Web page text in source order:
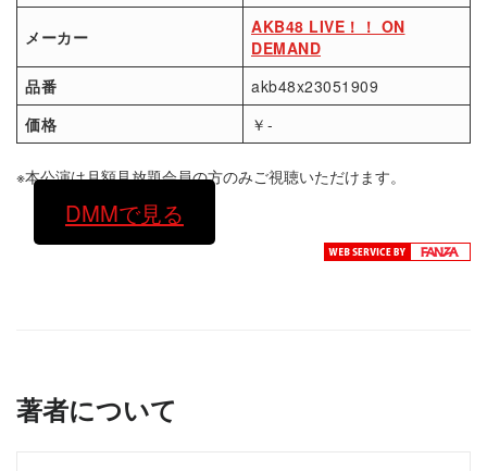
メーカー
AKB48 LIVE！！ ON
DEMAND
品番
akb48x23051909
価格
￥-
※本公演は月額見放題会員の方のみご視聴いただけます。
DMMで見る
著者について